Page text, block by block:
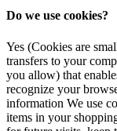
Do we use cookies?
Yes (Cookies are
transfers to your
you allow) that
recognize your
information We use
items in your